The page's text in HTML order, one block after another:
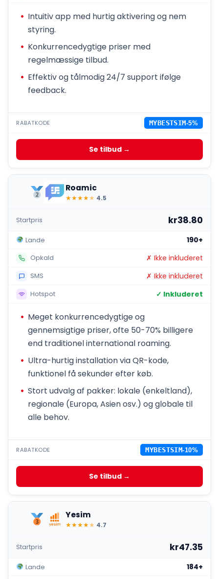
Intuitiv app med hurtig aktivering og nem
styring.
Konkurrencedygtige priser med
regelmæssige tilbud.
Effektiv og tålmodig 24/7 support ifølge
feedback.
RABATKODE MYBESTSIM-5%
Se tilbud →
Roamic
★★★★★ 4.5
Startpris kr38.80
Lande 190+
Opkald ✗ Ikke inkluderet
SMS ✗ Ikke inkluderet
Hotspot ✓ Inkluderet
Meget konkurrencedygtige og
gennemsigtige priser, ofte 50-70% billigere
end traditionel international roaming.
Ultra-hurtig installation via QR-kode,
funktionel få sekunder efter køb.
Stort udvalg af pakker: lokale (enkeltland),
regionale (Europa, Asien osv.) og globale til
alle behov.
RABATKODE MYBESTSIM-10%
Se tilbud →
Yesim
★★★★★ 4.7
Startpris kr47.35
Lande 184+